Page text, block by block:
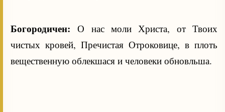
Богородичен:О нас моли Христа, от Твоих
чистых кровей, Пречистая Отроковице, в плоть
вещественную облекшася и человеки обновльша.